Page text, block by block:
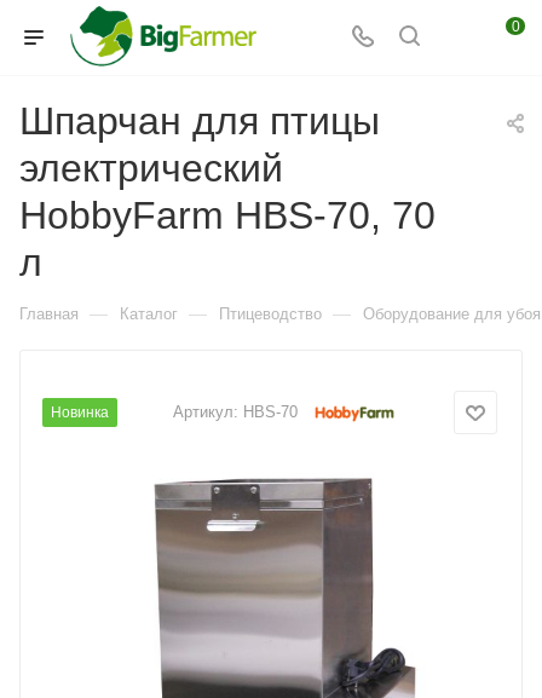
0
Шпарчан для птицы
электрический
HobbyFarm HBS-70, 70
л
Главная — Каталог — Птицеводство — Оборудование для
Новинка Артикул: HBS-70